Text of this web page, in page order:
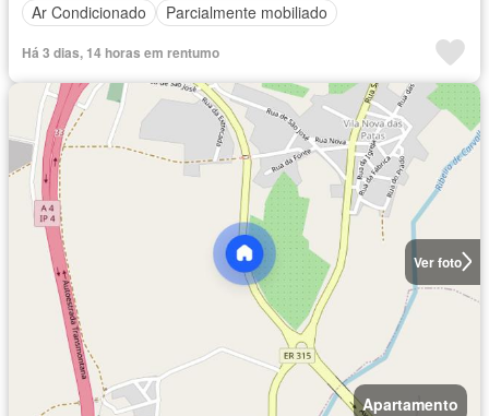
Ar Condicionado
Parcialmente mobiliado
Há 3 dias, 14 horas em rentumo
Ver foto
Apartamento